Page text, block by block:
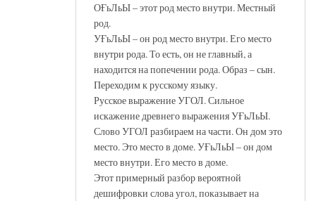
ОҒьЛьЫ – этот род место внутри. Местный
род.
УҒьЛьЫ – он род место внутри. Его место
внутри рода. То есть, он не главный, а
находится на попечении рода. Образ – сын.
Переходим к русскому языку.
Русское выражение УГОЛ. Сильное
искажение древнего выражения УҒьЛьЫ.
Слово УГОЛ разбираем на части. Он дом это
место. Это место в доме. УҒьЛьЫ – он дом
место внутри. Его место в доме.
Этот примерный разбор вероятной
дешифровки слова угол, показывает на